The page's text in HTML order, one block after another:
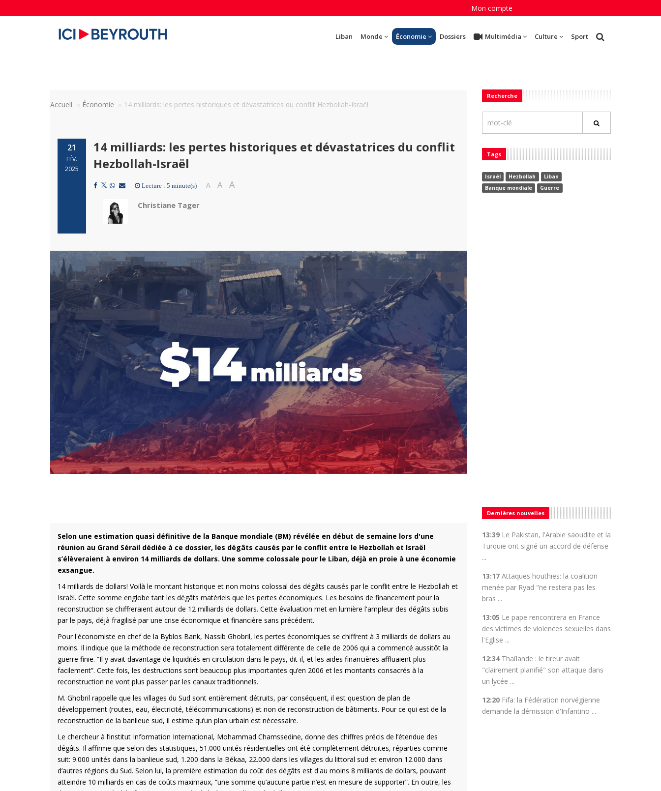
Mon compte
Liban Monde Économie Dossiers Multimédia Culture Sport
Accueil Économie 14 milliards: les pertes historiques et dévastatrices du conflit Hezbollah-Israël
21
FÉV.
2025
14 milliards: les pertes historiques et dévastatrices du conflit
Hezbollah-Israël
Lecture : 5 minute(s) A A A
Christiane Tager
Selon une estimation quasi définitive de la Banque mondiale (BM) révélée en début de semaine lors d'une
réunion au Grand Sérail dédiée à ce dossier, les dégâts causés par le conflit entre le Hezbollah et Israël
s’élèveraient à environ 14 milliards de dollars. Une somme colossale pour le Liban, déjà en proie à une économie
exsangue.
14 milliards de dollars! Voilà le montant historique et non moins colossal des dégâts causés par le conflit entre le Hezbollah et
Israël. Cette somme englobe tant les dégâts matériels que les pertes économiques. Les besoins de financement pour la
reconstruction se chiffreraient autour de 12 milliards de dollars. Cette évaluation met en lumière l'ampleur des dégâts subis
par le pays, déjà fragilisé par une crise économique et financière sans précédent.
Pour l'économiste en chef de la Byblos Bank, Nassib Ghobril, les pertes économiques se chiffrent à 3 milliards de dollars au
moins. Il indique que la méthode de reconstruction sera totalement différente de celle de 2006 qui a commencé aussitôt la
guerre finie. “Il y avait davantage de liquidités en circulation dans le pays, dit-il, et les aides financières affluaient plus
facilement”. Cette fois, les destructions sont beaucoup plus importantes qu’en 2006 et les montants consacrés à la
reconstruction ne vont plus passer par les canaux traditionnels.
M. Ghobril rappelle que les villages du Sud sont entièrement détruits, par conséquent, il est question de plan de
développement (routes, eau, électricité, télécommunications) et non de reconstruction de bâtiments. Pour ce qui est de la
reconstruction de la banlieue sud, il estime qu’un plan urbain est nécessaire.
Le chercheur à l’institut Information International, Mohammad Chamssedine, donne des chiffres précis de l’étendue des
dégâts. Il affirme que selon des statistiques, 51.000 unités résidentielles ont été complètement détruites, réparties comme
suit: 9.000 unités dans la banlieue sud, 1.200 dans la Békaa, 22.000 dans les villages du littoral sud et environ 12.000 dans
d’autres régions du Sud. Selon lui, la première estimation du coût des dégâts est d'au moins 8 milliards de dollars, pouvant
atteindre 10 milliards en cas de coûts maximaux, “une somme qu’aucune partie n’est en mesure de supporter”. En outre, les
Recherche
Tags
Israël Hezbollah
Liban
Banque mondiale
Guerre
Dernières nouvelles
13:39 Le Pakistan, l'Arabie saoudite et la
Turquie ont signé un accord de défense
...
13:17 Attaques houthies: la coalition
menée par Ryad "ne restera pas les
bras ...
13:05 Le pape rencontrera en France
des victimes de violences sexuelles dans
l'Eglise ...
12:34 Thaïlande : le tireur avait
"clairement planifié" son attaque dans
un lycée ...
12:20 Fifa: la Fédération norvégienne
demande la démission d'Infantino ...